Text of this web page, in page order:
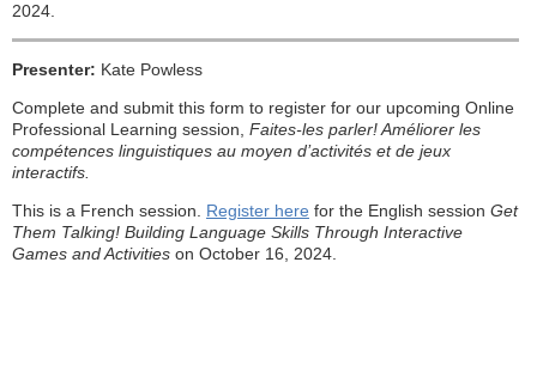
2024.
Presenter: Kate Powless
Complete and submit this form to register for our upcoming Online
Professional Learning session, Faites-les parler! Améliorer les
compétences linguistiques au moyen d’activités et de jeux
interactifs.
This is a French session. Register here for the English session Get
Them Talking! Building Language Skills Through Interactive
Games and Activities on October 16, 2024.